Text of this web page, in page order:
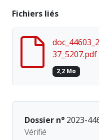
Fichiers liés
37_5207.pdf
2,2 Mo
Dossier n° 2023-
Vérifié